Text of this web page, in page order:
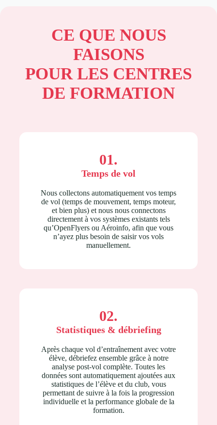
CE QUE NOUS
FAISONS
POUR LES CENTRES
DE FORMATION
01.
Temps de vol
Nous collectons automatiquement vos temps
de vol (temps de mouvement, temps moteur,
et bien plus) et nous nous connectons
directement à vos systèmes existants tels
qu’OpenFlyers ou Aéroinfo, afin que vous
n’ayez plus besoin de saisir vos vols
manuellement.
02.
Statistiques & débriefing
Après chaque vol d’entraînement avec votre
élève, débriefez ensemble grâce à notre
analyse post-vol complète. Toutes les
données sont automatiquement ajoutées aux
statistiques de l’élève et du club, vous
permettant de suivre à la fois la progression
individuelle et la performance globale de la
formation.